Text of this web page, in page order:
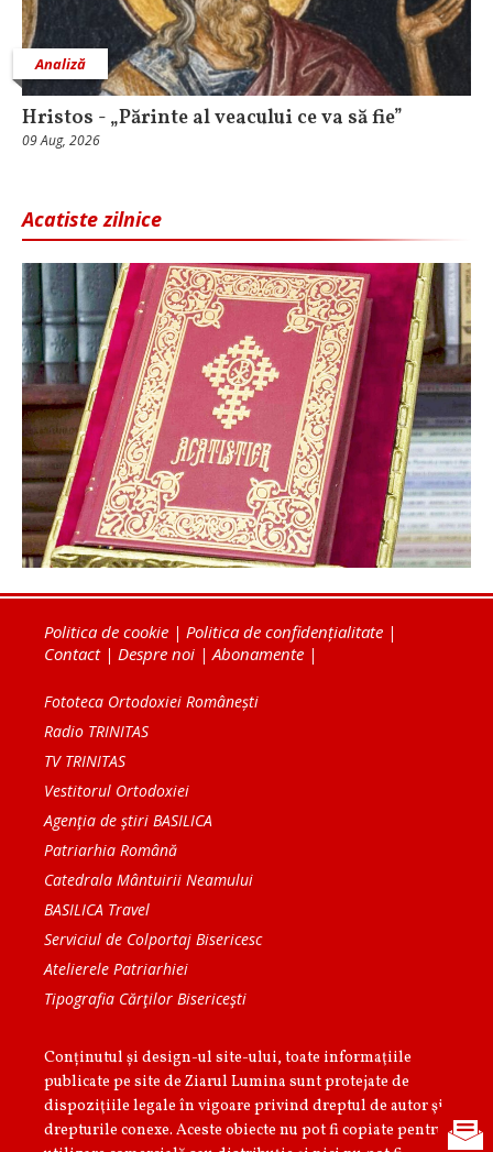
Analiză
Hristos - „Părinte al veacului ce va să fie”
09 Aug, 2026
Acatiste zilnice
Politica de cookie | Politica de confidențialitate |
Contact| Despre noi | Abonamente |
Fototeca Ortodoxiei Românești
Radio TRINITAS
TV TRINITAS
Vestitorul Ortodoxiei
Agenţia de ştiri BASILICA
Patriarhia Română
Catedrala Mântuirii Neamului
BASILICA Travel
Serviciul de Colportaj Bisericesc
Atelierele Patriarhiei
Tipografia Cărţilor Bisericeşti
Conținutul și design-ul site-ului, toate informaţiile
publicate pe site de Ziarul Lumina sunt protejate de
dispoziţiile legale în vigoare privind dreptul de autor şi
drepturile conexe. Aceste obiecte nu pot fi copiate pentru